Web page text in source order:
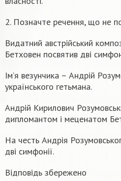
2. Позначте речення, що не
Видатний австрійський
Бетховен посвятив дві
Ім’я везунчика – Андрій
українського гетьмана.
Андрій Кирилович
дипломантом і меценатом
На честь Андрія
дві симфонії.
Відповідь збережено